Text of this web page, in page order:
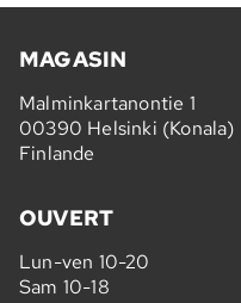
MAGASIN
Malminkartanontie 1
00390 Helsinki (Konala)
Finlande
OUVERT
Lun-ven 10-20
Sam 10-18